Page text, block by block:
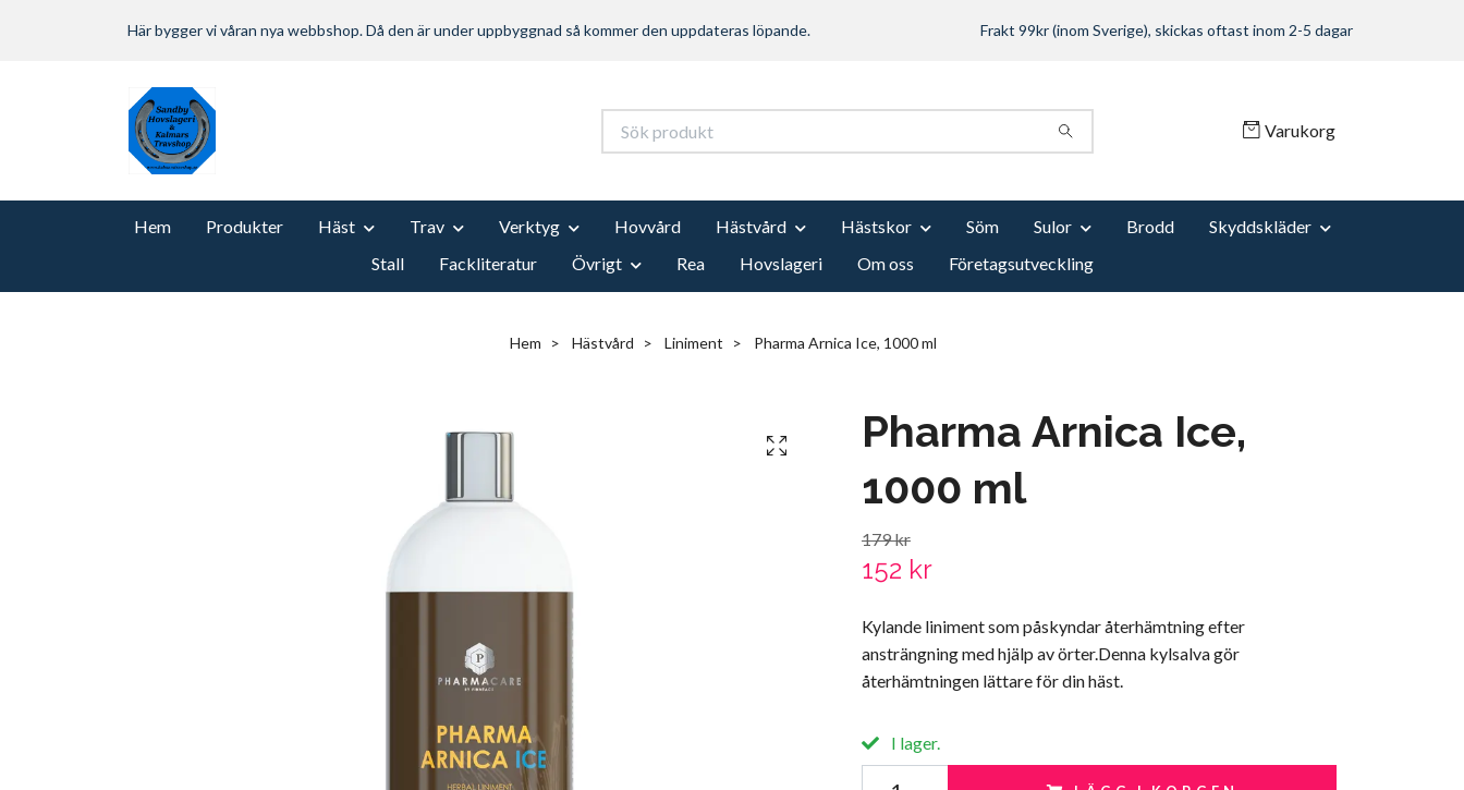
Här bygger vi våran nya webbshop. Då den är under uppbyggnad så kommer den uppdateras löpande. Frakt 99kr (inom Sverige), skickas oftast inom 2-5 dagar
Varukorg
Hem Produkter Häst Trav Verktyg Hovvård Hästvård Hästskor Söm Sulor Brodd
Skyddskläder
Stall
Fackliteratur Övrigt Rea Hovslageri Om oss Företagsutveckling
Hem Hästvård Liniment Pharma Arnica Ice, 1000 ml
Pharma Arnica Ice,
1000 ml
179 kr
152 kr
Kylande liniment som påskyndar återhämtning efter
ansträngning med hjälp av örter.Denna kylsalva gör
återhämtningen lättare för din häst.
I lager.